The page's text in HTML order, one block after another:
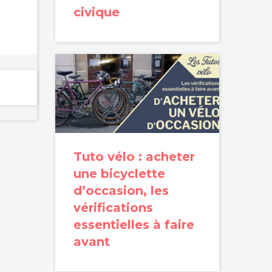
civique
Tuto vélo : acheter
une bicyclette
d’occasion, les
vérifications
essentielles à faire
avant